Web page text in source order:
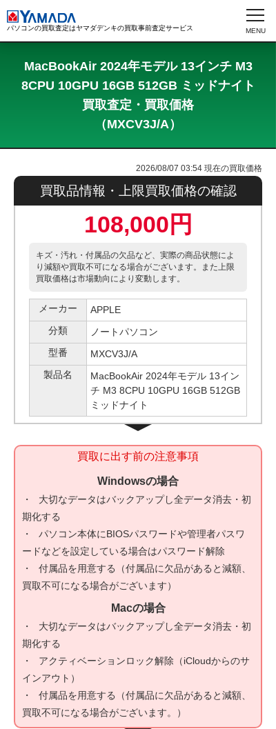
パソコンの買取査定はヤマダデンキの買取事前査定サービス
MacBookAir 2024年モデル 13インチ M3
8CPU 10GPU 16GB 512GB ミッドナイト
買取査定・買取価格
（MXCV3J/A）
2026/08/07 03:54 現在の買取価格
買取品情報・上限買取価格の確認
108,000円
キズ・汚れ・付属品の欠品など、実際の商品状態によ
り減額や買取不可になる場合がございます。また上限
買取価格は市場動向により変動します。
メーカー
APPLE
分類
ノートパソコン
型番
MXCV3J/A
製品名
MacBookAir 2024年モデル 13イン
チ M3 8CPU 10GPU 16GB 512GB
ミッドナイト
買取に出す前の注意事項
Windowsの場合
大切なデータはバックアップし全データ消去・初
期化する
パソコン本体にBIOSパスワードや管理者パスワ
ードなどを設定している場合はパスワード解除
付属品を用意する（付属品に欠品があると減額、
買取不可になる場合がございます）
Macの場合
大切なデータはバックアップし全データ消去・初
期化する
アクティベーションロック解除（iCloudからのサ
インアウト）
付属品を用意する（付属品に欠品があると減額、
買取不可になる場合がございます。）